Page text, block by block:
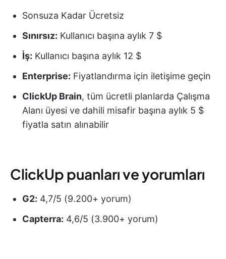
Sonsuza Kadar Ücretsiz
Sınırsız: Kullanıcı başına aylık 7 $
İş: Kullanıcı başına aylık 12 $
Enterprise: Fiyatlandırma için iletişime geçin
ClickUp Brain, tüm ücretli planlarda Çalışma
Alanı üyesi ve dahili misafir başına aylık 5 $
fiyatla satın alınabilir
ClickUp puanları ve yorumları
G2: 4,7/5 (9.200+ yorum)
Capterra: 4,6/5 (3.900+ yorum)